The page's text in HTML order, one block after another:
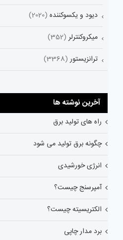
دیود و یکسوکننده (2020)
میکروکنترلر (352)
ترانزیستور (3368)
آخرین نوشته ها
راه های تولید برق
چگونه برق تولید می شود
انرژی خورشیدی
آمپرسنج چیست؟
الکتریسیته چیست؟
برد مدار چاپی